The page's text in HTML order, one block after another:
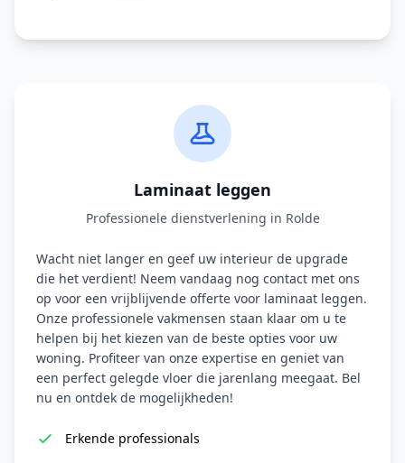
Laminaat leggen
Professionele dienstverlening in Rolde
Wacht niet langer en geef uw interieur de upgrade
die het verdient! Neem vandaag nog contact met ons
op voor een vrijblijvende offerte voor laminaat leggen.
Onze professionele vakmensen staan klaar om u te
helpen bij het kiezen van de beste opties voor uw
woning. Profiteer van onze expertise en geniet van
een perfect gelegde vloer die jarenlang meegaat. Bel
nu en ontdek de mogelijkheden!
Erkende professionals